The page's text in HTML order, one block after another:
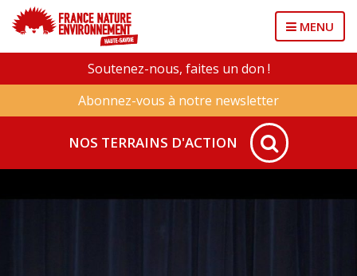
MENU
Soutenez-nous, faites un don !
Abonnez-vous à notre newsletter
NOS TERRAINS D'ACTION